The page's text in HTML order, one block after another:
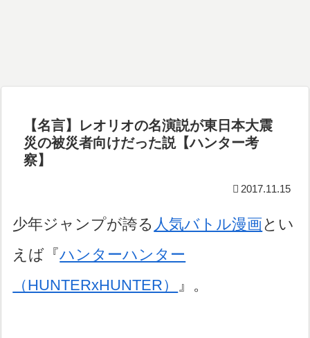
【名言】レオリオの名演説が東日本大震
災の被災者向けだった説【ハンター考
察】
2017.11.15
少年ジャンプが誇る 人気バトル漫画とい
えば『ハンターハンター
（HUNTERxHUNTER） 』。